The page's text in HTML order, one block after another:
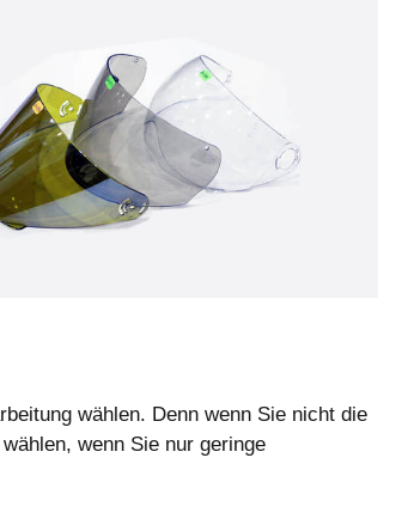
wählen. Denn wenn Sie nicht die
wählen, wenn Sie nur geringe